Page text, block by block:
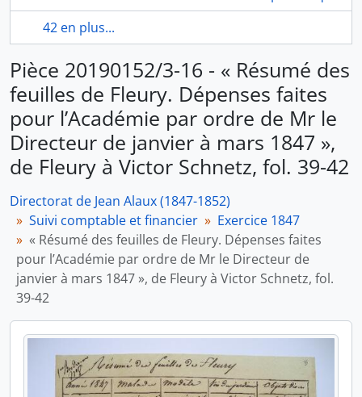
42 en plus...
Pièce 20190152/3-16 - « Résumé des
feuilles de Fleury. Dépenses faites
pour l’Académie par ordre de Mr le
Directeur de janvier à mars 1847 »,
de Fleury à Victor Schnetz, fol. 39-42
Directorat de Jean Alaux (1847-1852)
Suivi comptable et financier
Exercice 1847
« Résumé des feuilles de Fleury. Dépenses faites
pour l’Académie par ordre de Mr le Directeur de
janvier à mars 1847 », de Fleury à Victor Schnetz, fol.
39-42